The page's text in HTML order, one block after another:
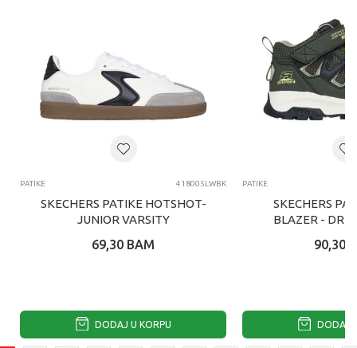
PATIKE 418005LWBK
SKECHERS PATIKE HOTSHOT-
JUNIOR VARSITY
69,30 BAM
DODAJ U KORPU
PATIKE
SKECHERS
BLAZER -
90,30
DODAJ